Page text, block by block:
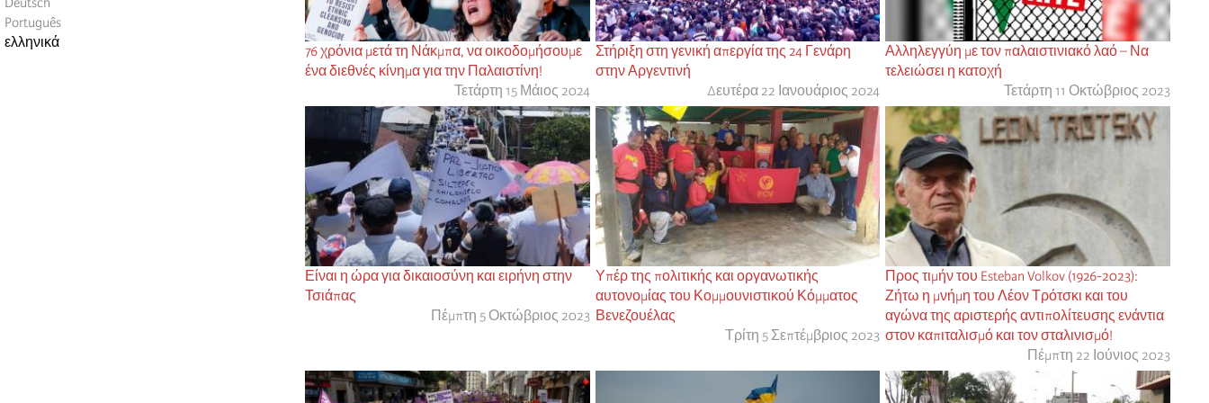
Português
ελληνικά
76 χρόνια μετά τη Νάκμπα, να οικοδομήσουμε
ένα διεθνές κίνημα για την Παλαιστίνη!
Τετάρτη 15 Μάιος 2024
Στήριξη στη γενική απεργία της 24 Γενάρη
στην Αργεντινή
Δευτέρα 22 Ιανουάριος 2024
Αλληλεγγύη με τον παλαιστινιακό λαό – Να
τελειώσει η κατοχή
Τετάρτη 11 Οκτώβριος 2023
Είναι η ώρα για δικαιοσύνη και ειρήνη στην
Τσιάπας
Πέμπτη 5 Οκτώβριος 2023
Υπέρ της πολιτικής και οργανωτικής
αυτονομίας του Κομμουνιστικού Κόμματος
Βενεζουέλας
Τρίτη 5 Σεπτέμβριος 2023
Προς τιμήν του Esteban Volkov (1926-2023):
Ζήτω η μνήμη του Λέον Τρότσκι και του
αγώνα της αριστερής αντιπολίτευσης ενάντια
στον καπιταλισμό και τον σταλινισμό!
Πέμπτη 22 Ιούνιος 2023